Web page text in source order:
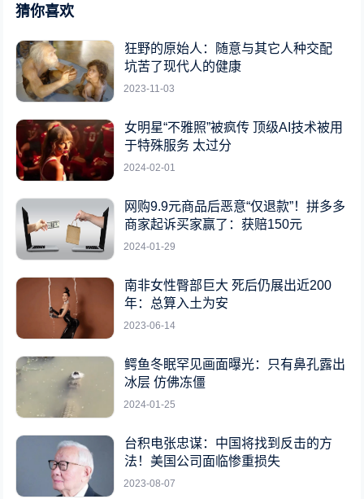
猜你喜欢
狂野的原始人：随意与其它人种交配
坑苦了现代人的健康
2023-11-03
女明星“不雅照”被疯传 顶级AI技术被用
于特殊服务 太过分
2024-02-01
网购9.9元商品后恶意“仅退款”！拼多多
商家起诉买家赢了：获赔150元
2024-01-29
南非女性臀部巨大 死后仍展出近200
年：总算入土为安
2023-06-14
鳄鱼冬眠罕见画面曝光：只有鼻孔露出
冰层 仿佛冻僵
2024-01-25
台积电张忠谋：中国将找到反击的方
法！美国公司面临惨重损失
2023-08-07